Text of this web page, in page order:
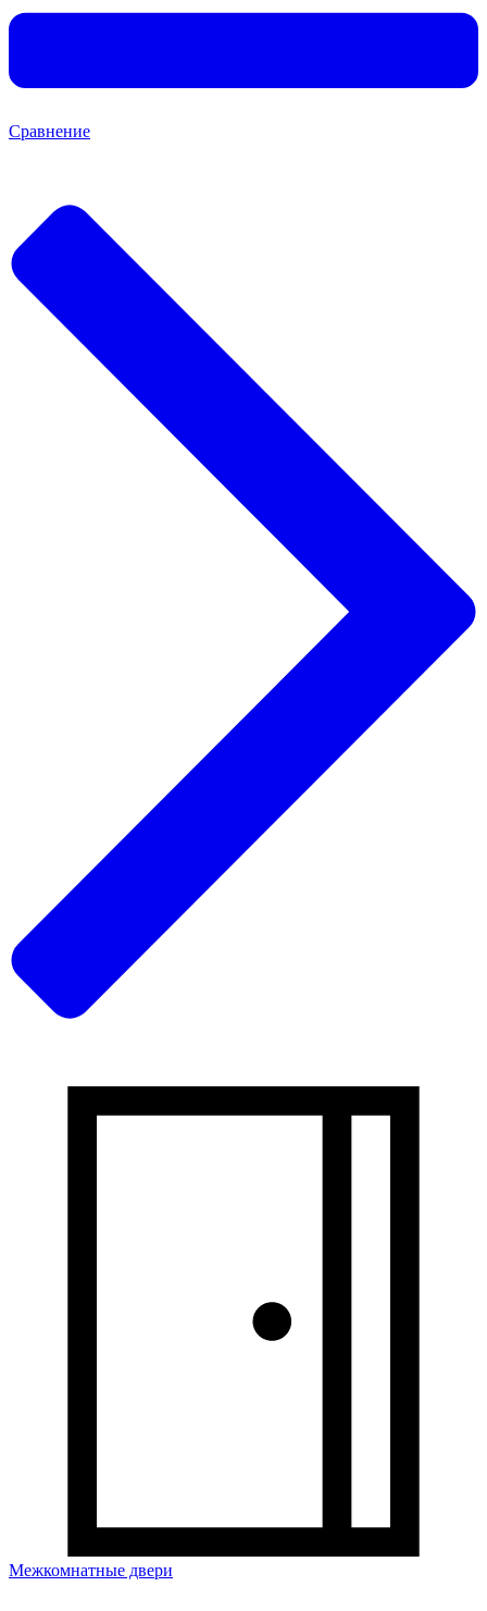
Сравнение
Межкомнатные двери